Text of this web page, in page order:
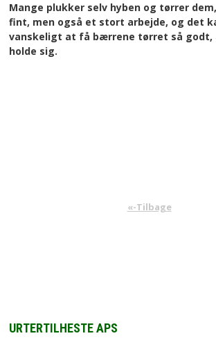
Mange plukker selv hyben og tørrer
fint, men også et stort arbejde, og det
vanskeligt at få bærrene tørret så godt,
holde sig.
«-Tilbage
URTERTILHESTE APS